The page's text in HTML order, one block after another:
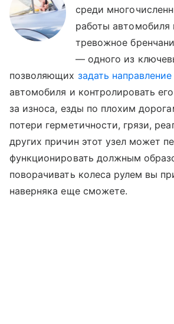
среди
работы
тревожное
— одного из
позволяющих задать
автомобиля и контролировать
за износа, езды по плохим
потери герметичности, грязи,
других причин этот узел может
функционировать должным
поворачивать колеса рулем вы
наверняка еще сможете.